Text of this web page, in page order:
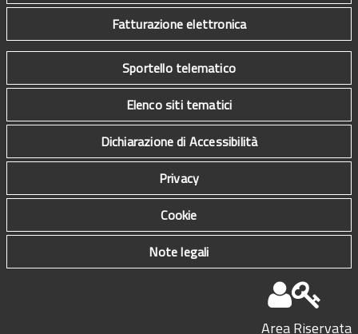
Fatturazione elettronica
Sportello telematico
Elenco siti tematici
Dichiarazione di Accessibilità
Privacy
Cookie
Note legali
Area Riservata